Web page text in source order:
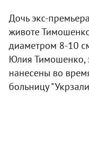
Дочь экс-
животе
диаметром 8-10
Юлия Тимошенко,
нанесены во
больницу